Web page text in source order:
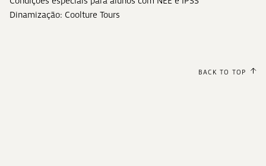
Dinamização: Coolture Tours
BACK TO TOP